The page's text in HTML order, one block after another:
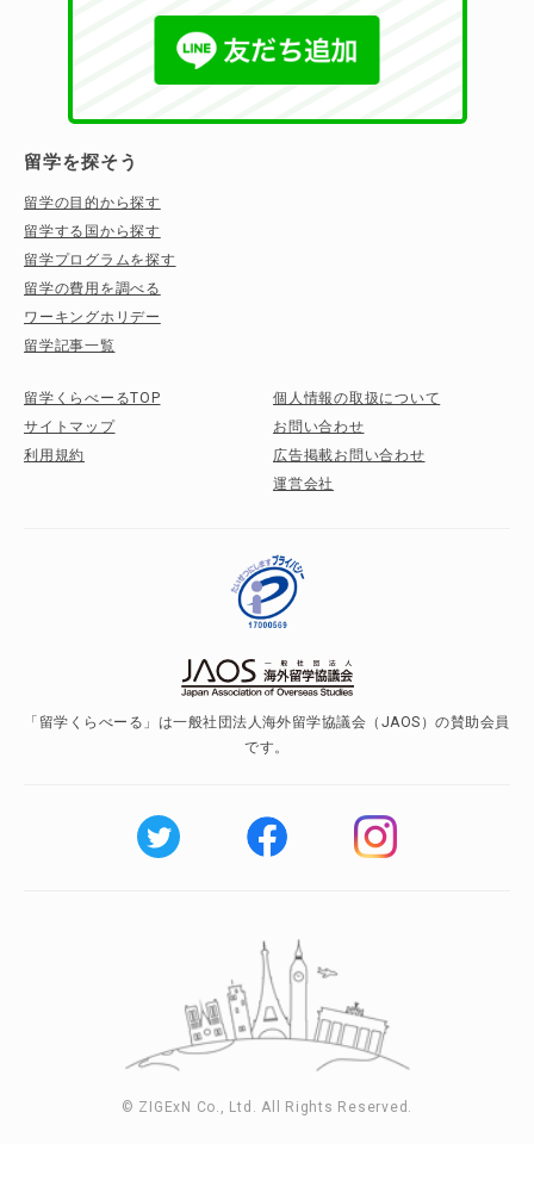
留学を探そう
留学の目的から探す
留学する国から探す
留学プログラムを探す
留学の費用を調べる
ワーキングホリデー
留学記事一覧
留学くらべーるTOP
サイトマップ
利用規約
個人情報の取扱について
お問い合わせ
広告掲載お問い合わせ
運営会社
「留学くらべーる」は一般社団法人海外留学協議会（JAOS）の賛助会員
です。
© ZIGExN Co., Ltd. All Rights Reserved.